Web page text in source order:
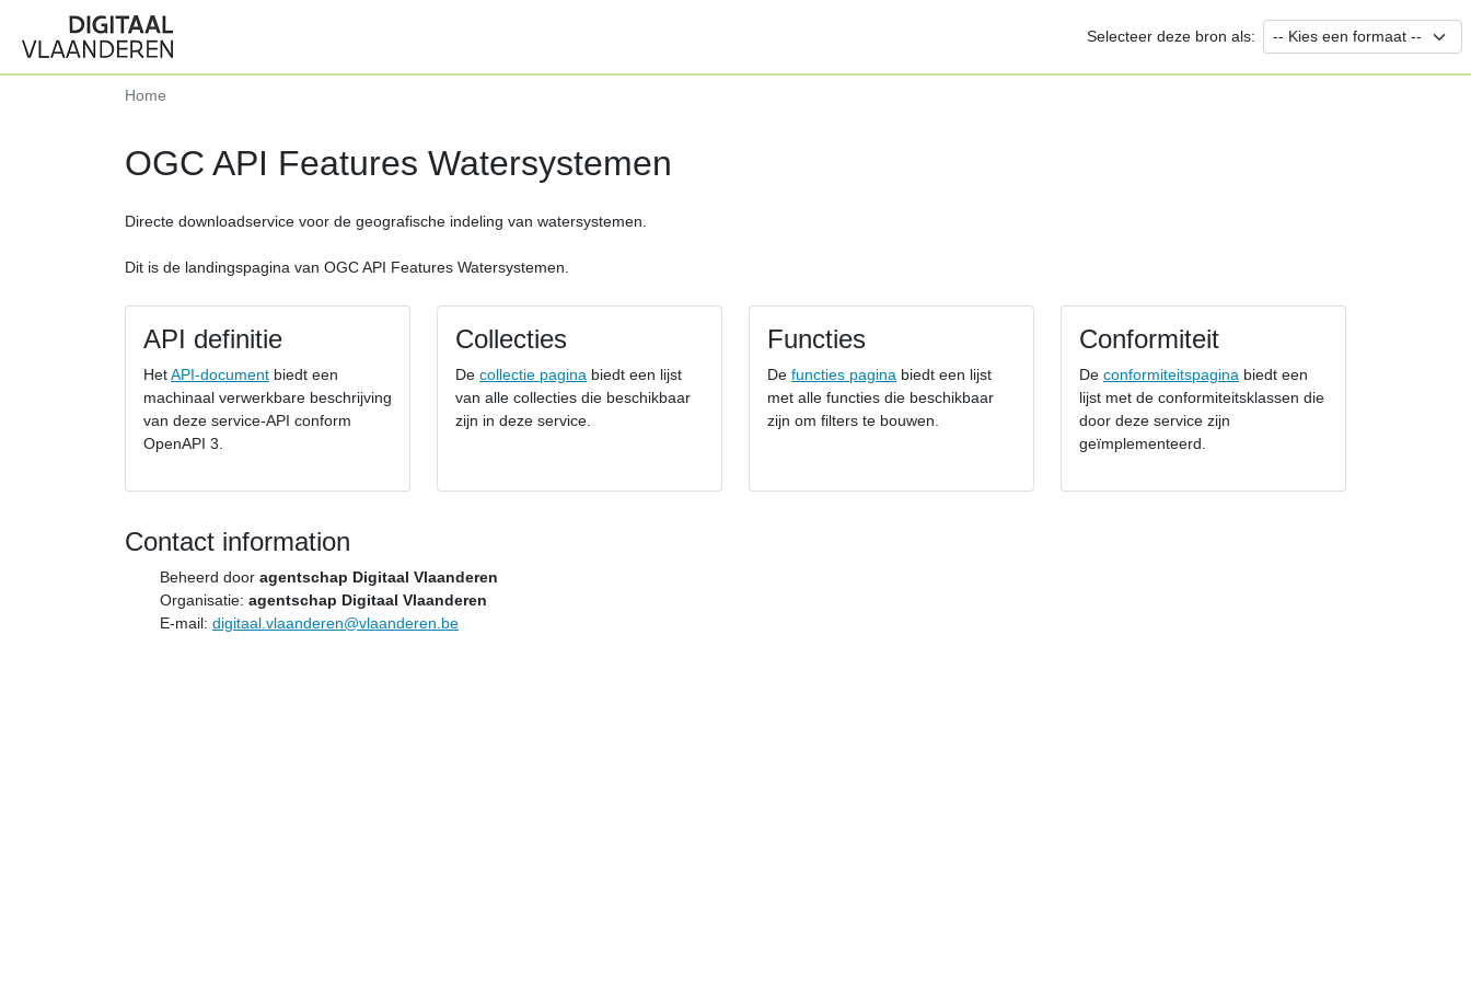
Selecteer deze bron als:
Home
OGC API Features Watersystemen
Directe downloadservice voor de geografische indeling van watersystemen.
Dit is de landingspagina van OGC API Features Watersystemen.
API definitie
HetAPI-document biedt een
machinaal verwerkbare beschrijving
van deze service-API conform
OpenAPI 3.
Collecties
De collectie pagina biedt een lijst
van alle collecties die beschikbaar
zijn in deze service.
Functies
De functies pagina biedt een lijst
met alle functies die beschikbaar
zijn om filters te bouwen.
Conformiteit
De conformiteitspagina biedt een
lijst met de conformiteitsklassen die
door deze service zijn
geïmplementeerd.
Contact information
Beheerd door agentschap Digitaal Vlaanderen
Organisatie: agentschap Digitaal Vlaanderen
E-mail: digitaal.vlaanderen@vlaanderen.be